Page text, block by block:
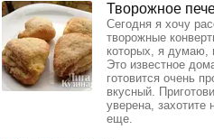
Творожное
Сегодня я хочу
творожные
которых, я думаю,
Это известное
готовится очень
вкусный.
уверена,
еще.